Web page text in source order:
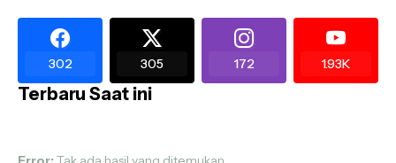
302 305 172 1.93K
Terbaru Saat ini